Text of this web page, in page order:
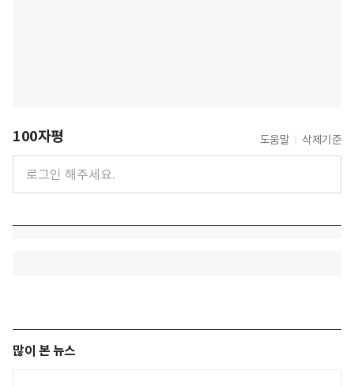
100자평 도움말 삭제기준
많이 본 뉴스